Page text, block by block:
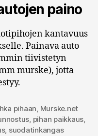
paino
kantavuus
Painava auto
tiivistetyn
murske), jotta
pihaan Murske.net
pihan paikkaus
, suodatinkangas